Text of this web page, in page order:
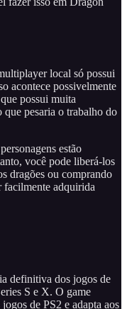
local só possui
acontece possivelmente
possui muita
que pesaria o trabalho do
estão
você pode liberá-los
dragões ou comprando
facilmente adquirida
definitiva dos jogos de
S e X. O game
de PS2 e adapta aos